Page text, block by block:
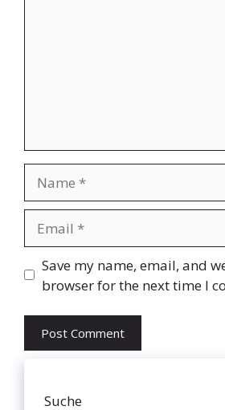
Website
Save my name, email, and
browser for the next time I
Suche